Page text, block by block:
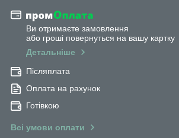
Ви отримаєте замовлення
або гроші повернуться на вашу картку
Детальніше
Післяплата
Оплата на рахунок
Готівкою
Всі умови оплати